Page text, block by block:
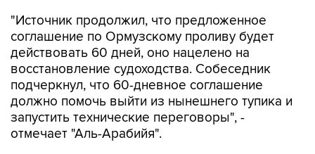
"Источник продолжил, что предложенное
соглашение по Ормузскому проливу будет
действовать 60 дней, оно нацелено на
восстановление судоходства. Собеседник
подчеркнул, что 60-дневное соглашение
должно помочь выйти из нынешнего тупика и
запустить технические переговоры", -
отмечает "Аль-Арабийя".